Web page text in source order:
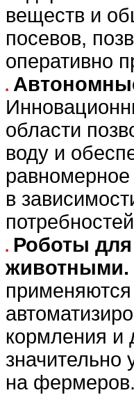
веществ и
посевов,
оперативно
области
воду и
в
Роботы для
животными.
применяются
кормления и
значительно
на